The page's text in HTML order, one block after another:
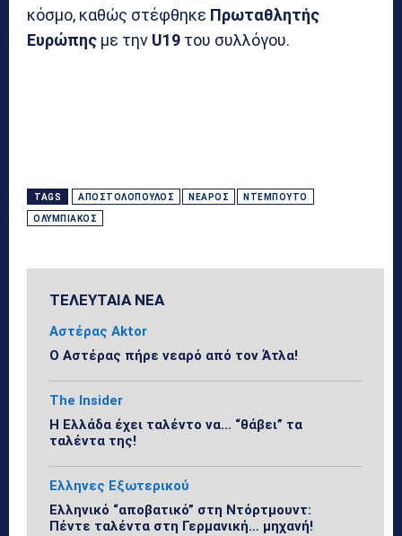
κόσμο, καθώς στέφθηκε Πρωταθλητής
Ευρώπης με την U19 του συλλόγου.
TAGS ΑΠΟΣΤΟΛΌΠΟΥΛΟΣ ΝΕΑΡΌΣ ΝΤΕΜΠΟΎΤΟ
ΟΛΥΜΠΙΑΚΌΣ
ΤΕΛΕΥΤΑΙΑ ΝΕΑ
Αστέρας Aktor
Ο Αστέρας πήρε νεαρό από τον Άτλα!
The Insider
Η Ελλάδα έχει ταλέντο να… “θάβει” τα
ταλέντα της!
Ελληνες Εξωτερικού
Ελληνικό “αποβατικό” στη Ντόρτμουντ:
Πέντε ταλέντα στη Γερμανική… μηχανή!